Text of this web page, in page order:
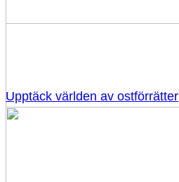
Upptäck världen av ostförrätter